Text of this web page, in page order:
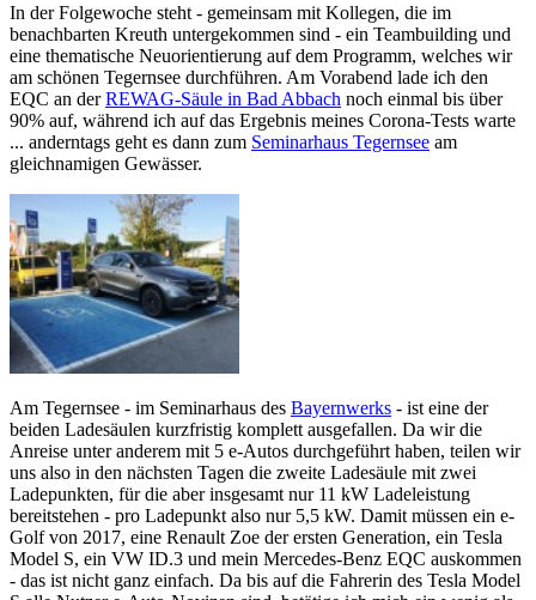
In der Folgewoche steht - gemeinsam mit Kollegen, die im
benachbarten Kreuth untergekommen sind - ein Teambuilding und
eine thematische Neuorientierung auf dem Programm, welches wir
am schönen Tegernsee durchführen. Am Vorabend lade ich den
EQC an derREWAG-Säule in Bad Abbach noch einmal bis über
90% auf, während ich auf das Ergebnis meines Corona-Tests warte
... anderntags geht es dann zum Seminarhaus Tegernsee am
gleichnamigen Gewässer.
Am Tegernsee - im Seminarhaus des Bayernwerks - ist eine der
beiden Ladesäulen kurzfristig komplett ausgefallen. Da wir die
Anreise unter anderem mit 5 e-Autos durchgeführt haben, teilen wir
uns also in den nächsten Tagen die zweite Ladesäule mit zwei
Ladepunkten, für die aber insgesamt nur 11 kW Ladeleistung
bereitstehen - pro Ladepunkt also nur 5,5 kW. Damit müssen ein e-
Golf von 2017, eine Renault Zoe der ersten Generation, ein Tesla
Model S, ein VW ID.3 und mein Mercedes-Benz EQC auskommen
- das ist nicht ganz einfach. Da bis auf die Fahrerin des Tesla Model